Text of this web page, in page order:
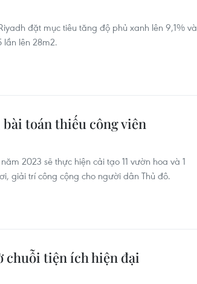
đặt mục tiêu tăng độ phủ xanh lên 9,1% và
lên 28m2.
bài toán thiếu công viên
2023 sẽ thực hiện cải tạo 11 vườn hoa và 1
giải trí công cộng cho người dân Thủ đô.
chuỗi tiện ích hiện đại